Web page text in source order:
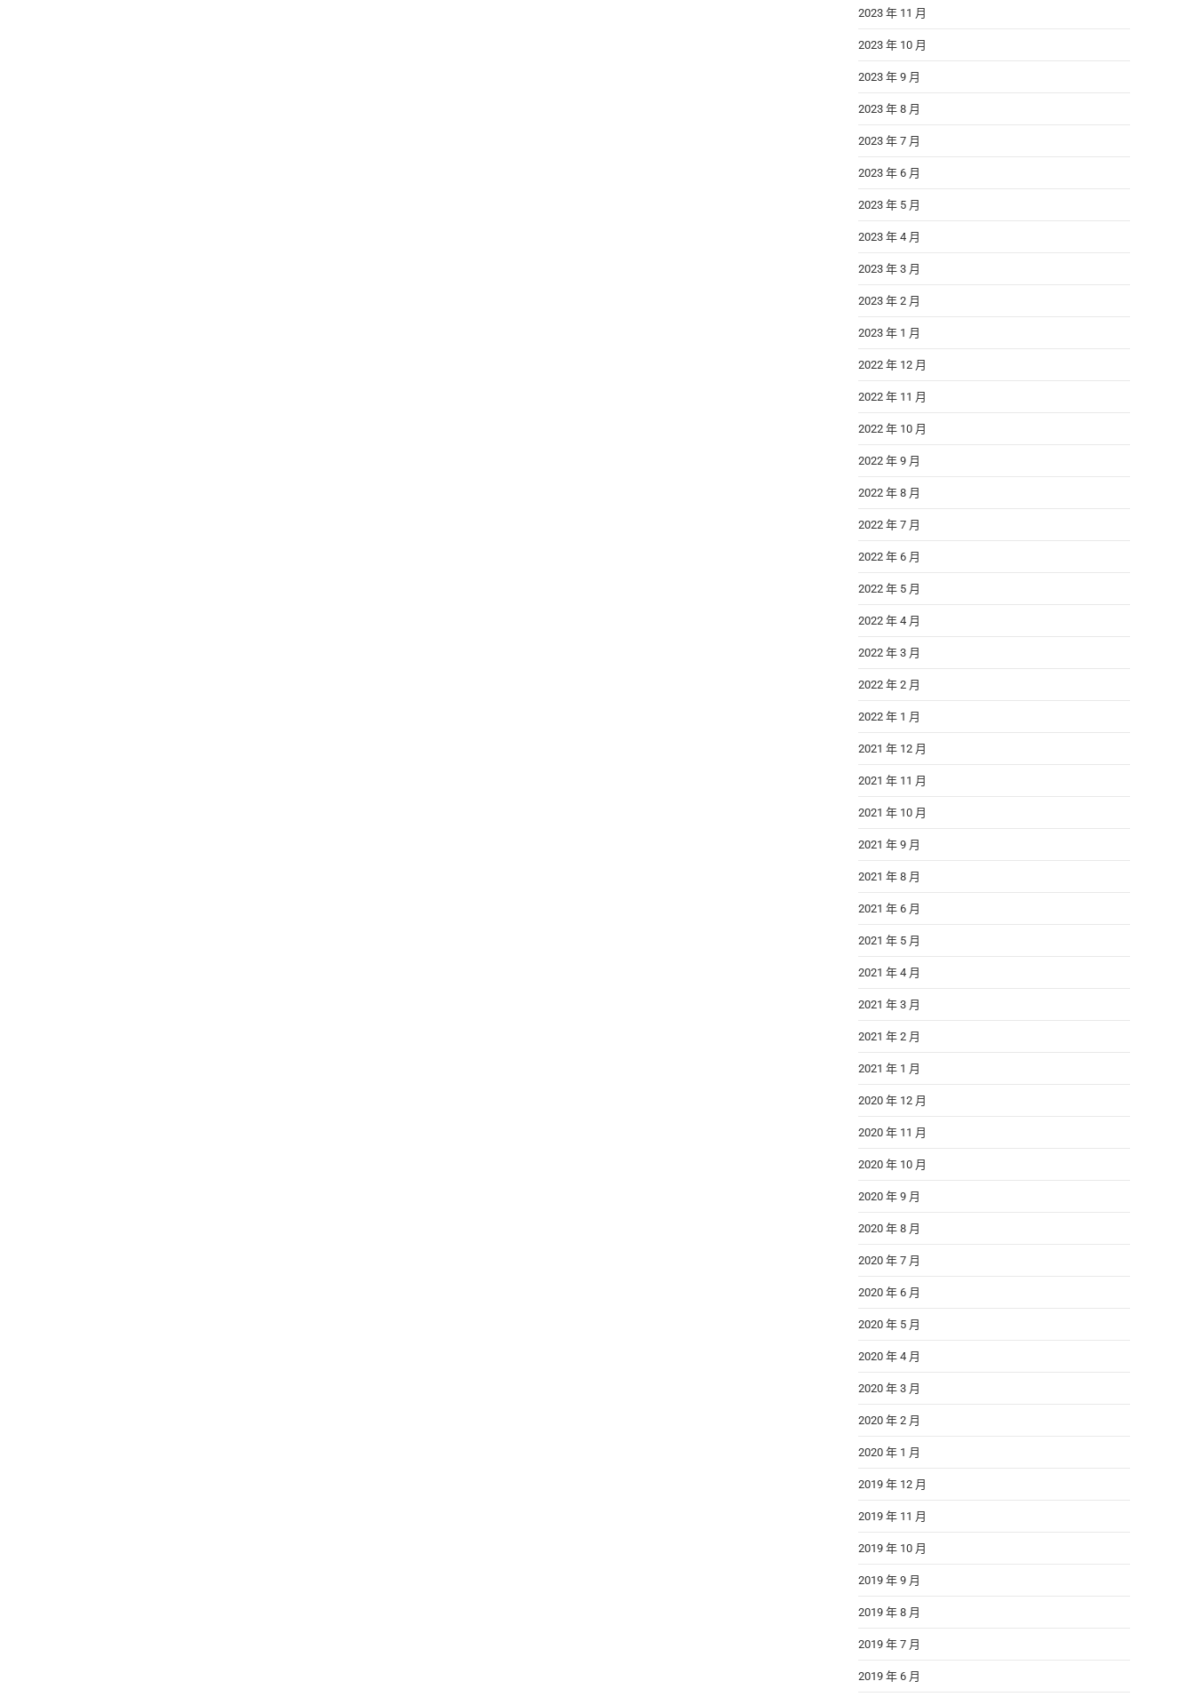
2023 年 11 月
2023 年 10 月
2023 年 9 月
2023 年 8 月
2023 年 7 月
2023 年 6 月
2023 年 5 月
2023 年 4 月
2023 年 3 月
2023 年 2 月
2023 年 1 月
2022 年 12 月
2022 年 11 月
2022 年 10 月
2022 年 9 月
2022 年 8 月
2022 年 7 月
2022 年 6 月
2022 年 5 月
2022 年 4 月
2022 年 3 月
2022 年 2 月
2022 年 1 月
2021 年 12 月
2021 年 11 月
2021 年 10 月
2021 年 9 月
2021 年 8 月
2021 年 6 月
2021 年 5 月
2021 年 4 月
2021 年 3 月
2021 年 2 月
2021 年 1 月
2020 年 12 月
2020 年 11 月
2020 年 10 月
2020 年 9 月
2020 年 8 月
2020 年 7 月
2020 年 6 月
2020 年 5 月
2020 年 4 月
2020 年 3 月
2020 年 2 月
2020 年 1 月
2019 年 12 月
2019 年 11 月
2019 年 10 月
2019 年 9 月
2019 年 8 月
2019 年 7 月
2019 年 6 月